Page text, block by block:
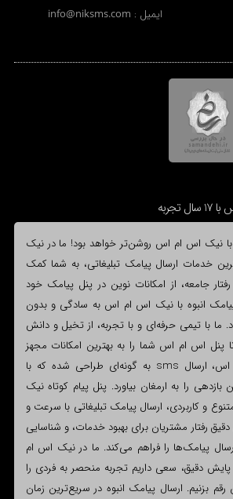
ایمیل : info@niksms.com
نیک اس ام اس روشن‌تر خواهد بود! ما در نیک
خدمات ارسال پیامک تبلیغاتی، به شما کمک
جامعه، از امکانات نوین در پنل پیامک خود
انبوه با نیک اس ام اس به سادگی و بدون
ما با تیمی حرفه‌ای و با تجربه، از تخیل و دانش
پنل اس ام اس شما را به بهترین امکانات مجهز
کنیم. در نیک اس ام اس، ارسال sms به گونه‌ای طراحی شده که با
را به ارمغان بیاورد. پنل پیام کوتاه نیک
و کاربردی، ارسال پیامک تبلیغاتی با سرعت و
رفتار مشتریان برای بهبود خدمات، و شناسایی
پیامک‌ها را فراهم می‌کند. ما در نیک اس ام
دقیق، سعی داریم تجربه منحصر به فردی را
رقم بزنیم. ارسال پیامک انبوه در سریع‌ترین زمان